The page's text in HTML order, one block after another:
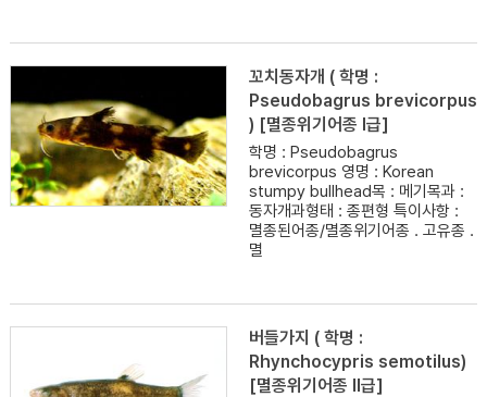
꼬치동자개 ( 학명 :
Pseudobagrus brevicorpus
) [멸종위기어종 I급]
학명 : Pseudobagrus
brevicorpus 영명 : Korean
stumpy bullhead목 : 메기목과 :
동자개과형태 : 종편형 특이사항 :
멸종된어종/멸종위기어종 . 고유종 .
멸
버들가지 ( 학명 :
Rhynchocypris semotilus)
[멸종위기어종 II급]